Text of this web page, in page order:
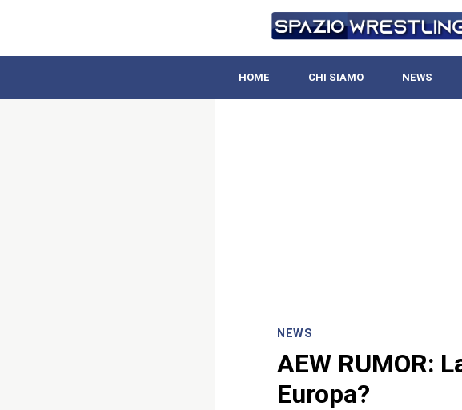
HOME CHI SIAMO NEWS
NEWS
AEW RUMOR:
Europa?